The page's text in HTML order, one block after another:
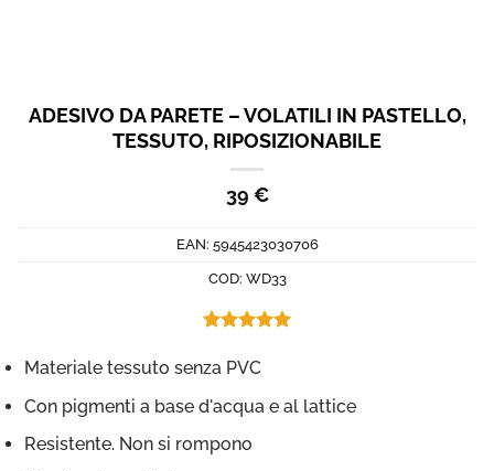
ADESIVO DA PARETE – VOLATILI IN PASTELLO,
TESSUTO, RIPOSIZIONABILE
39 €
EAN: 5945423030706
COD: WD33
5.00su 5
recensioni
Materiale tessuto senza PVC
Con pigmenti a base d'acqua e al lattice
Resistente. Non si rompono